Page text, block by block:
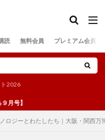
読 無料会員 プレミアム会員
2026
ロジーとわたしたち｜大阪・関西万